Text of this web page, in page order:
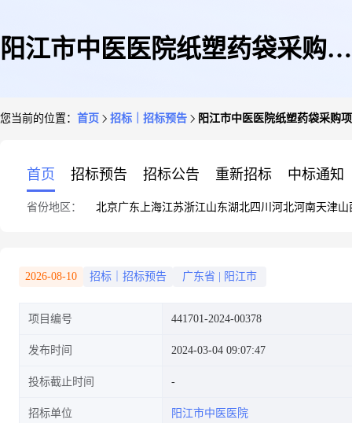
阳江市中医医院纸塑药袋采购项
您当前的位置： 首页 招标｜招标预告 阳江市中医医院纸塑药袋采购
首页 招标预告 招标公告 重新招标 中标通知
省份地区： 北京广东 上海江苏浙江山东湖北四川 河北河南天津山
2026-08-10 招标｜招标预告 广东省 阳江市
项目编号 441701-2024-00378
发布时间 2024-03-04 09:07:47
投标截止时间
招标单位 阳江市中医医院